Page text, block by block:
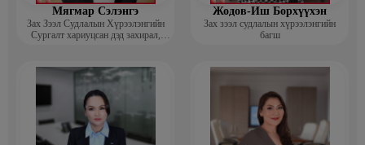
Мягмар Сэлэнгэ
Зах Зээл Судлалын Хүрээлэнгийн
Сургалт хариуцсан дэд захирал,
Жодов-Иш Борхүүхэн
Зах зээл судлалын хүрээлэнгийн
багш